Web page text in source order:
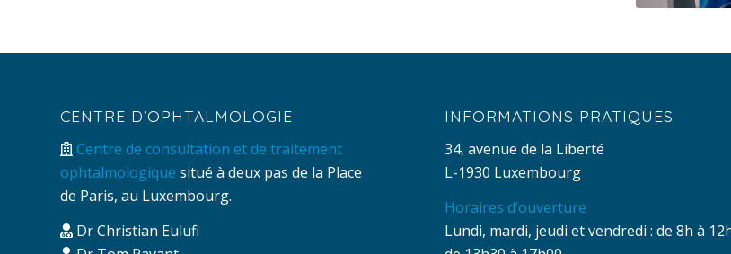
CENTRE D’OPHTALMOLOGIE
Centre de consultation et de traitement
ophtalmologique situé à deux pas de la Place
de Paris, au Luxembourg.
Dr Christian Eulufi
INFORMATIONS PRATIQUES
34, avenue de la Liberté
L-1930 Luxembourg
Horaires d’ouverture
Lundi, mardi, jeudi et vendredi : de 8h à